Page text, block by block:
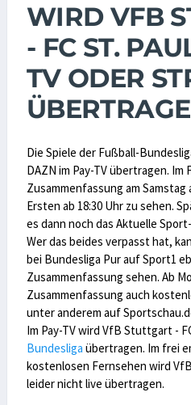
WIRD VFB
- FC ST.
TV ODER
Die Spiele der Fußball-
DAZN im Pay-TV übertragen.
Zusammenfassung am
Ersten ab 18:30 Uhr zu sehen.
es dann noch das Aktuelle
Wer das beides verpasst hat,
bei Bundesliga Pur auf Sport1
Zusammenfassung sehen. Ab
Zusammenfassung auch
unter anderem auf
Im Pay-TV wird VfB Stuttgart -
Bundesliga übertragen. Im frei
kostenlosen Fernsehen wird
leider nicht live übertragen.